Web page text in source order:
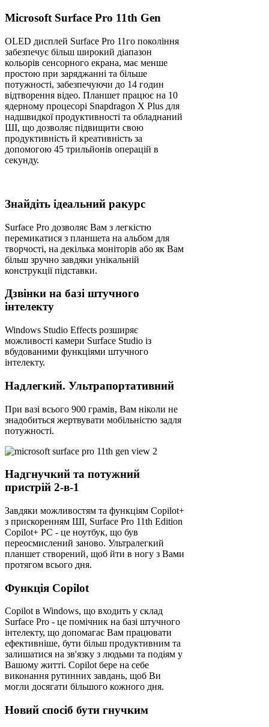
Microsoft Surface Pro 11th Gen
OLED дисплей Surface Pro 11го покоління
забезпечує більш широкий діапазон
кольорів сенсорного екрана, має менше
простою при заряджанні та більше
потужності, забезпечуючи до 14 годин
відтворення відео. Планшет працює на 10
ядерному процесорі Snapdragon X Plus для
надшвидкої продуктивності та обладнаний
ШІ, що дозволяє підвищити свою
продуктивність й креативність за
допомогою 45 трильйонів операцій в
секунду.
Знайдіть ідеальний ракурс
Surface Pro дозволяє Вам з легкістю
перемикатися з планшета на альбом для
творчості, на декілька моніторів або як Вам
більш зручно завдяки унікальній
конструкції підставки.
Дзвінки на базі штучного
інтелекту
Windows Studio Effects розширяє
можливості камери Surface Studio із
вбудованими функціями штучного
інтелекту.
Надлегкий. Ультрапортативний
При вазі всього 900 грамів, Вам ніколи не
знадобиться жертвувати мобільністю задля
потужності.
Надгнучкий та потужний
пристрій 2-в-1
Завдяки можливостям та функціям Copilot+
з прискоренням ШІ, Surface Pro 11th Edition
Copilot+ PC - це ноутбук, що був
переосмислений заново. Ультралегкий
планшет створений, щоб йти в ногу з Вами
протягом всього дня.
Функція Copilot
Copilot в Windows, що входить у склад
Surface Pro - це помічник на базі штучного
інтелекту, що допомагає Вам працювати
ефективніше, бути більш продуктивним та
залишатися на зв'язку з людьми та подіям у
Вашому житті. Copilot бере на себе
виконання рутинних завдань, щоб Ви
могли досягати більшого кожного дня.
Новий спосіб бути гнучким